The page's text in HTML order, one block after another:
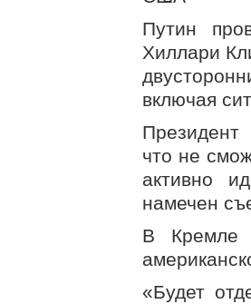
Путин
Хиллари
включая
что не
активно
намечен
В Кремле
«Будет